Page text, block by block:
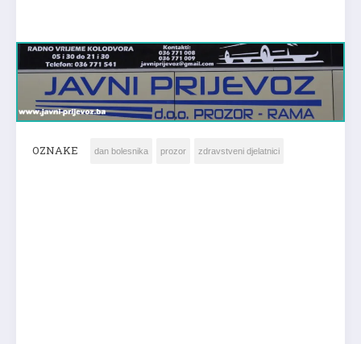
OZNAKE dan bolesnika prozor zdravstveni djelatnici